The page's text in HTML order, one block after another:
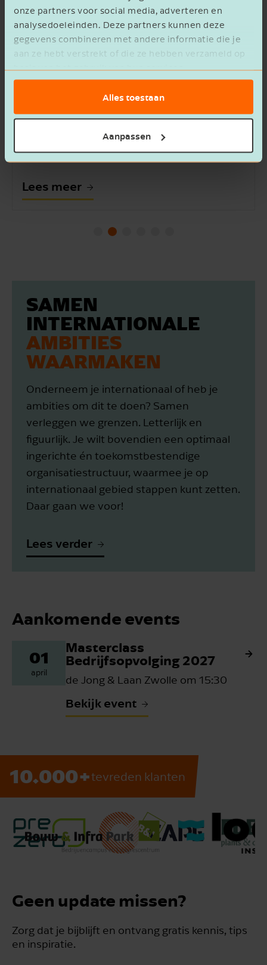
onze partners voor social media, adverteren en
analysedoeleinden. Deze partners kunnen deze
gegevens combineren met andere informatie die je
aan ze hebt verstrekt of die ze hebben verzameld op
basis van het gebruik van hun services.
Alles toestaan
Aanpassen
Future
Succesvol samenwerken begint
vertrouwen
Lees meer
SAMEN
INTERNATIONALE
AMBITIES
WAARMAKEN
Onderneem je internationaal of heb je
ambities om dit te doen? Samen
verleggen we grenzen. Letterlijk en
figuurlijk. Je wilt bovendien een optimaal
ingerichte én toekomstbestendige
organisatiestructuur, waarmee je op
internationaal gebied stappen kunt zetten.
Daar gaan we voor!
Lees verder
Aankomende events
01
april
Masterclass
Bedrijfsopvolging 2027
de Jong & Laan Zwolle om 15:30
Bekijk event
10.000+tevreden klanten
Geen update missen?
Zorg dat je bijblijft en ontvang gratis kennis, tips
en inspiratie.